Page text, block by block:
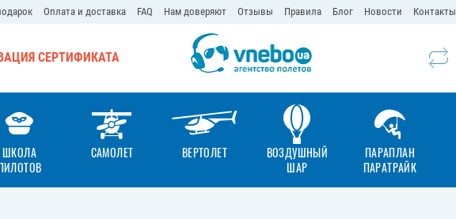
Оплата и доставка FAQ Нам доверяют Отзывы Правила Блог Новости Контакты
СЕРТИФИКАТА
ШКОЛА
САМОЛЕТ ВЕРТОЛЕТ
ВОЗДУШНЫЙ
ШАР
ПАРАПЛАН
ПАРАТРАЙК